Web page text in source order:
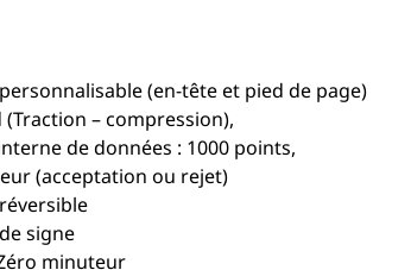
(en-tête et pied de page)
(Traction – compression),
de données : 1000 points,
(acceptation ou rejet)
signe
minuteur